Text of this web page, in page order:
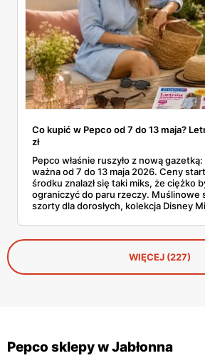
Co kupić w Pepco od 7 do 13 maja?
zł
Pepco właśnie ruszyło z nową
ważna od 7 do 13 maja 2026. Ceny
środku znalazł się taki miks, że ciężko
ograniczyć do paru rzeczy. Muślinowe
szorty dla dorosłych, kolekcja Disney
zabawki, akcesoria dla zwierząt i
wisienki. Przejrzałam stronę po stronie i
co szkoda przejść obojętnie. Z aplikacją
dodatkowo odbić 10% u kasy.WIĘCEJ (227)
Pepco sklepy w Jabłonna